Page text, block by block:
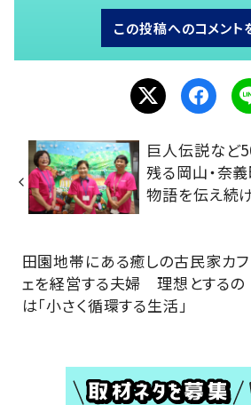
この投稿へのコメント
巨人伝説など
残る岡山・奈
物語を伝え続
田園地帯にある癒しの古民家カフ
ェを経営する夫婦 理想とするの
は「小さく循環する生活」